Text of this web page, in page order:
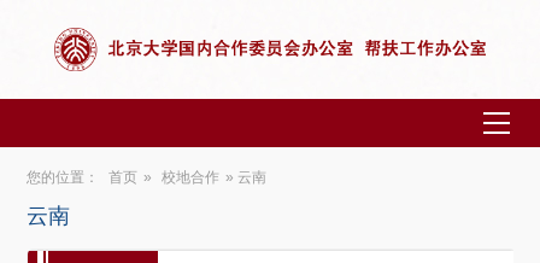
您的位置： 首页 » 校地合作 » 云南
云南